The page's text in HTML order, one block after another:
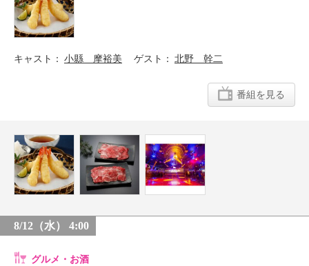
キャスト 小縣 摩裕美 ゲスト 北野 幹二
番組を見る
8/12（水） 4:00
グルメ・お酒